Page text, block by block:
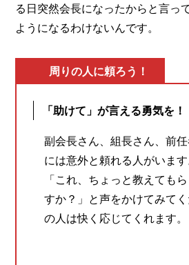
る日突然会長になったからと言っ
ようになるわけないんです。
周りの人に頼ろう！
「助けて」が言える勇気を！
副会長さん、組長さん、前
には意外と頼れる人がいます
「これ、ちょっと教えても
すか？」と声をかけてみてく
の人は快く応じてくれます。